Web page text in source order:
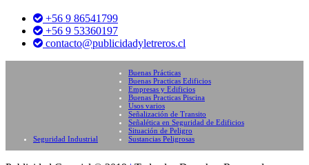
+56 9 86541799
+56 9 53360197
contacto@publicidadyletreros.cl
Seguridad Industrial
Buenas Prácticas
Buenas Practicas Edificios
Empresas y Edificios
Buenas Practicas Piscina
Usos varios
Señalización de Transito
Señalética en Seguridad de Edificios
Situación de Peligro
Sustancias Peligrosas